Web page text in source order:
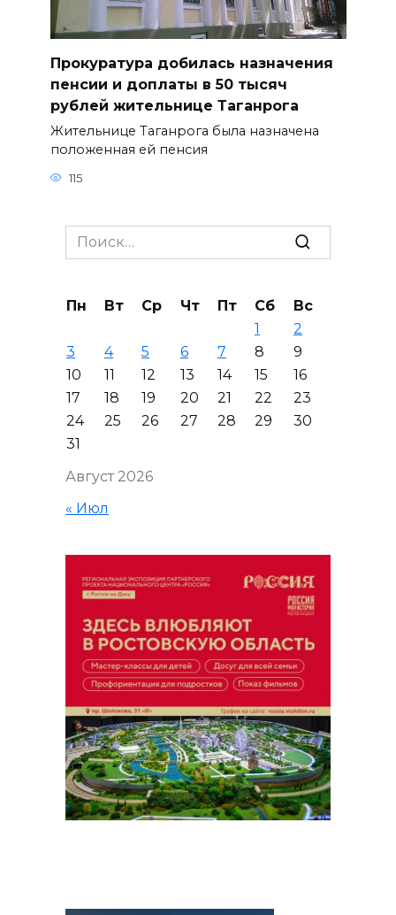
Прокуратура добилась назначения
пенсии и доплаты в 50 тысяч
рублей жительнице Таганрога
Жительнице Таганрога была назначена
положенная ей пенсия
115
Search
for:
Август 2026
Пн Вт Ср Чт Пт Сб
Вс
1
2
3
4 5 6 7 8
9
10
11 12 13 14 15
16
17
18 19 20 21 22
23
24
25 26 27 28 29
30
31
« Июл